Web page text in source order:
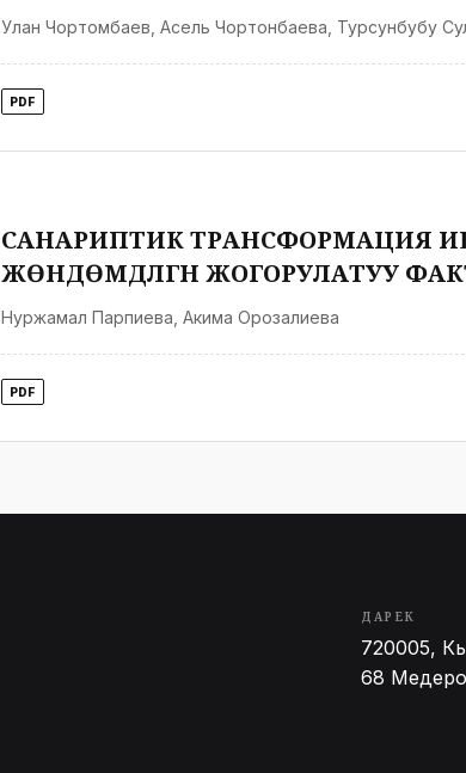
Улан Чортомбаев Асель Чортонбаева Турсунбубу
PDF
САНАРИПТИК ТРАНСФОРМАЦИЯ
ЖӨНДӨМДҮҮЛҮГҮН ЖОГОРУЛАТУУ
Нуржамал Парпиева Акима Орозалиева
PDF
ДАРЕК
720005,
68 Медеров